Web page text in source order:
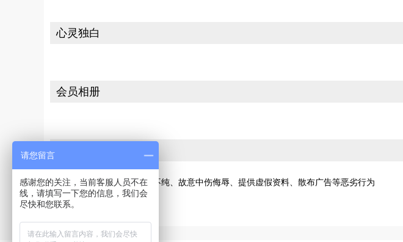
心灵独白
会员相册
若您发现此会员有交友动机不纯、故意中伤侮辱、提供虚假资料、散布广告等恶劣行为
[请向网站投诉]
请您留言
感谢您的关注，当前客服人员不在
线，请填写一下您的信息，我们会
尽快和您联系。